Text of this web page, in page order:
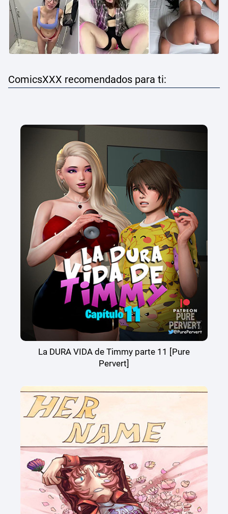
ComicsXXX recomendados para ti:
La DURA VIDA de Timmy parte 11 [Pure
Pervert]